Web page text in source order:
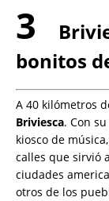
3
bonitos
A 40 kilómetros
Briviesca. Con
kiosco de
calles que sirvió
ciudades
otros de los